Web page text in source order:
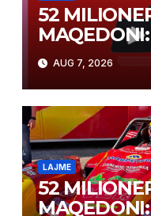
52
KASINOS
2 MILIONË
NË FITIME
AUG 7, 2026
LAJME
52